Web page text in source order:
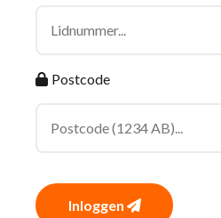
Postcode
Inloggen